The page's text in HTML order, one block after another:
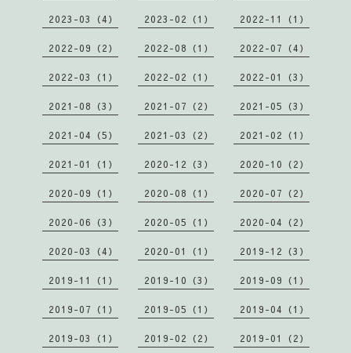
2023-03（4） 2023-02（1） 2022-11（1）
2022-09（2） 2022-08（1） 2022-07（4）
2022-03（1） 2022-02（1） 2022-01（3）
2021-08（3） 2021-07（2） 2021-05（3）
2021-04（5） 2021-03（2） 2021-02（1）
2021-01（1） 2020-12（3） 2020-10（2）
2020-09（1） 2020-08（1） 2020-07（2）
2020-06（3） 2020-05（1） 2020-04（2）
2020-03（4） 2020-01（1） 2019-12（3）
2019-11（1） 2019-10（3） 2019-09（1）
2019-07（1） 2019-05（1） 2019-04（1）
2019-03（1） 2019-02（2） 2019-01（2）